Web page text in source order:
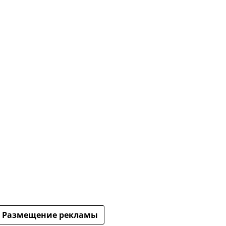
Размещение рекламы